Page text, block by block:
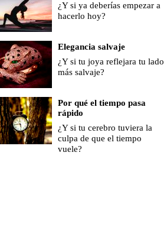
¿Y si ya deberías empezar a
hacerlo hoy?
Elegancia salvaje
¿Y si tu joya reflejara tu lado
más salvaje?
Por qué el tiempo pasa
rápido
¿Y si tu cerebro tuviera la
culpa de que el tiempo
vuele?